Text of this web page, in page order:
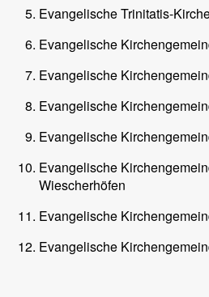
Evangelische Trinitatis-
Evangelische
Evangelische
Evangelische
Evangelische
Evangelische
Wiescherhöfen
Evangelische
Evangelische